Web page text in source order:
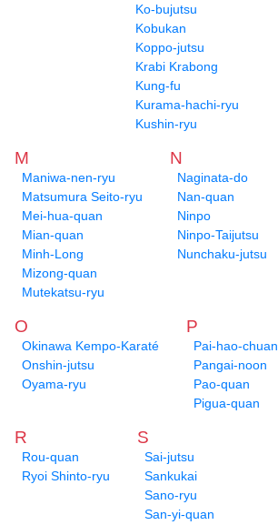
Ko-bujutsu
Kobukan
Koppo-jutsu
Krabi Krabong
Kung-fu
Kurama-hachi-ryu
Kushin-ryu
M
Maniwa-nen-ryu
Matsumura Seito-ryu
Mei-hua-quan
Mian-quan
Minh-Long
Mizong-quan
Mutekatsu-ryu
N
Naginata-do
Nan-quan
Ninpo
Ninpo-Taijutsu
Nunchaku-jutsu
O
Okinawa Kempo-Karaté
Onshin-jutsu
Oyama-ryu
P
Pai-hao-chuan
Pangai-noon
Pao-quan
Pigua-quan
R
Rou-quan
Ryoi Shinto-ryu
S
Sai-jutsu
Sankukai
Sano-ryu
San-yi-quan